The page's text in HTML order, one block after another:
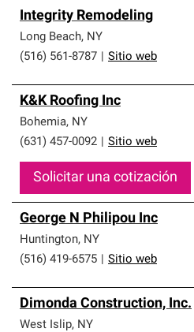
Integrity Remodeling
Long Beach, NY
(516) 561-8787
Sitio web
K&K Roofing Inc
Bohemia, NY
(631) 457-0092
Sitio web
Solicitar una cotización
George N Philipou Inc
Huntington, NY
(516) 419-6575
Sitio web
Dimonda Construction, Inc.
West Islip, NY